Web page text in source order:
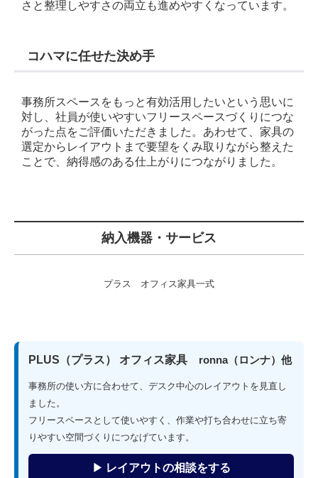
さと整理しやすさの両立も進めやすくなっています。
コハマに任せた決め手
事務所スペースをもっと有効活用したいという思いに
対し、社員が使いやすいフリースペースづくりにつな
がった点をご評価いただきました。あわせて、家具の
選定からレイアウトまで要望をくみ取りながら整えた
ことで、納得感のある仕上がりにつながりました。
納入機器・サービス
プラス オフィス家具一式
PLUS（プラス） オフィス家具 ronna（ロンナ）他
事務所の使い方に合わせて、デスク中心のレイアウトを見直し
ました。
フリースペースとして使いやすく、作業や打ち合わせに立ち寄
りやすい空間づくりにつなげています。
▶ レイアウトの相談をする